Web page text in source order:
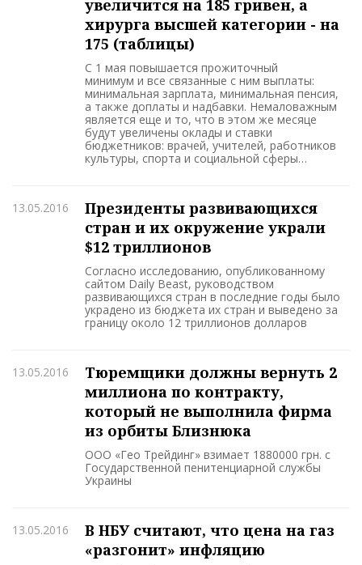
увеличится на 185 гривен, а
хирурга высшей категории - на
175 (таблицы)
С 1 мая повышается прожиточный
минимум и все связанные с ним выплаты:
минимальная зарплата, минимальная пенсия,
а также доплаты и надбавки. Немаловажным
является еще и то, что в этом же месяце
будут увеличены оклады и ставки
бюджетников: врачей, учителей, работников
культуры, спорта и социальной сферы…
13.05.2016
Президенты развивающихся
стран и их окружение украли
$12 триллионов
Согласно исследованию, опубликованному
сайтом Daily Beast, руководством
развивающихся стран в последние годы было
украдено из бюджета их стран и выведено за
границу около 12 триллионов долларов
13.05.2016
Тюремщики должны вернуть 2
миллиона по контракту,
который не выполнила фирма
из орбиты Близнюка
ООО «Гео Трейдинг» взимает 1880000 грн. с
Государственной пенитенциарной службы
Украины
13.05.2016
В НБУ считают, что цена на газ
«разгонит» инфляцию